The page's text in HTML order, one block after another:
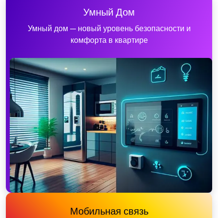
Умный Дом
Умный дом — новый уровень безопасности и
комфорта в квартире
Мобильная связь